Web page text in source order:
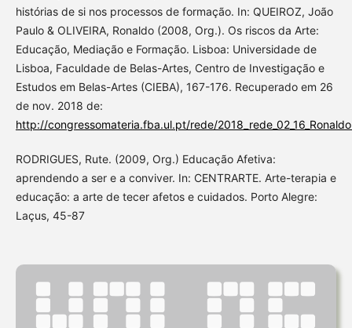
histórias de si nos processos de formação. In: QUEIROZ, João
Paulo & OLIVEIRA, Ronaldo (2008, Org.). Os riscos da Arte:
Educação, Mediação e Formação. Lisboa: Universidade de
Lisboa, Faculdade de Belas-Artes, Centro de Investigação e
Estudos em Belas-Artes (CIEBA), 167-176. Recuperado em 26
de nov. 2018 de:
http://congressomateria.fba.ul.pt/rede/
RODRIGUES, Rute. (2009, Org.) Educação Afetiva:
aprendendo a ser e a conviver. In: CENTRARTE. Arte-terapia e
educação: a arte de tecer afetos e cuidados. Porto Alegre:
Laçus, 45-87